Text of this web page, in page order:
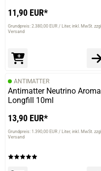
11,90 EUR*
Grundpreis: 2.380,00 EUR / Liter inkl. MwSt. zzgl.
Versand
ANTIMATTER
Antimatter Neutrino Aroma
Longfill 10ml
13,90 EUR*
Grundpreis: 1.390,00 EUR / Liter inkl. MwSt. zzgl.
Versand